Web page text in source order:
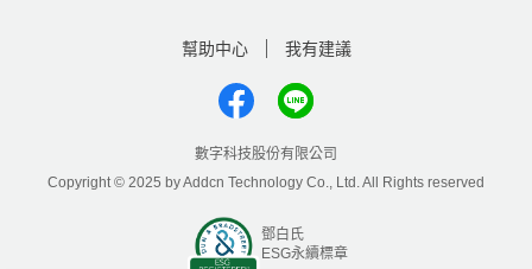
幫助中心 我有建議
數字科技股份有限公司
Copyright © 2025 by Addcn Technology Co., Ltd. All Rights reserved
鄧白氏
ESG永續標章